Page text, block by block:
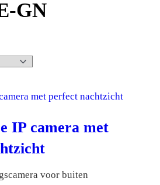
GN
IP camera met
voor buiten